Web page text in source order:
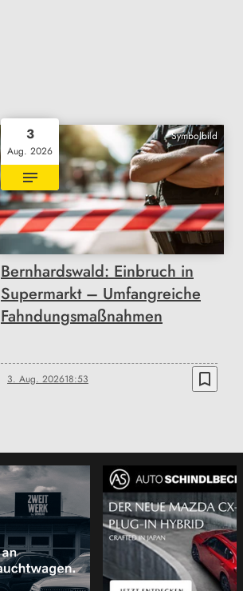
Symbolbild
3
Aug. 2026
Bernhardswald: Einbruch in
Supermarkt – Umfangreiche
Fahndungsmaßnahmen
3. Aug. 202618:53 bookmark_border